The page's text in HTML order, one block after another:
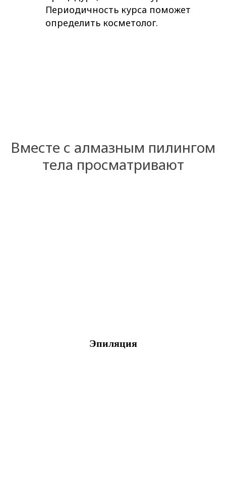
Периодичность курса поможет
определить косметолог.
Вместе с алмазным пилингом
тела просматривают
Эпиляция